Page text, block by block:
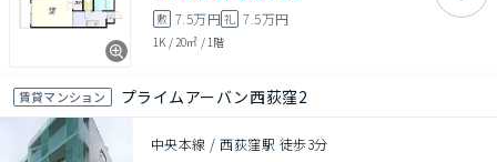
敷 7.5万円礼 7.5万円
1K / 20㎡ / 1階
賃貸マンション プライムアーバン西荻窪2
中央本線 / 西荻窪駅 徒歩3分